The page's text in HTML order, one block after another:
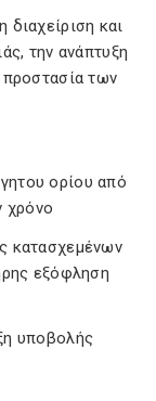
και
την ανάπτυξη
προστασία των
ορίου από
χρόνο
κατασχεμένων
εξόφληση
υποβολής